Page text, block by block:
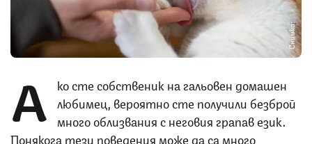
Снимка:
А
ко сте собственик на гальовен домашен
любимец, вероятно сте получили безброй
много облизвания с неговия грапав език.
Понякога тези поведения може да са много